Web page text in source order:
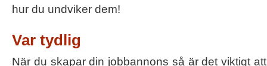
hur du undviker dem!
Var tydlig
När du skapar din jobbannons så är det viktigt